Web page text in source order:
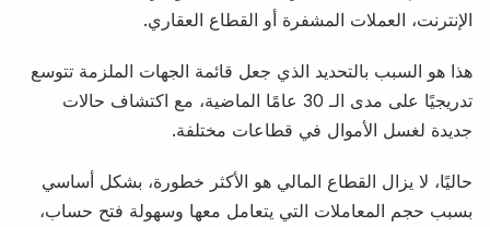
الإنترنت، العملات المشفرة أو القطاع العقاري.
هذا هو السبب بالتحديد الذي جعل قائمة الجهات الملزمة تتوسع
تدريجيًا على مدى الـ 30 عامًا الماضية، مع اكتشاف حالات
جديدة لغسل الأموال في قطاعات مختلفة.
حاليًا، لا يزال القطاع المالي هو الأكثر خطورة، بشكل أساسي
بسبب حجم المعاملات التي يتعامل معها وسهولة فتح حساب،